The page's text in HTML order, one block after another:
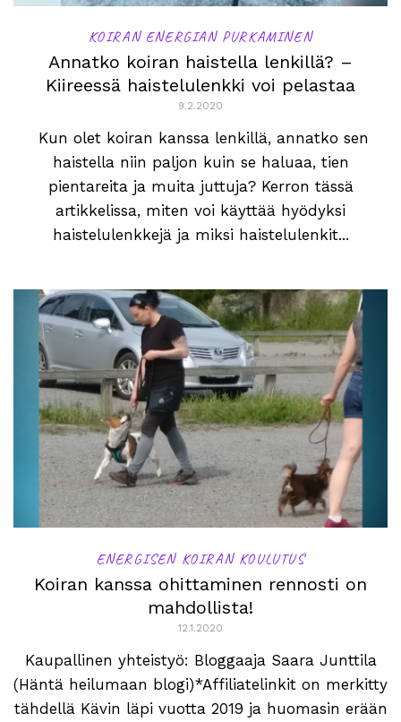
KOIRAN ENERGIAN PURKAMINEN
Annatko koiran haistella lenkillä? –
Kiireessä haistelulenkki voi pelastaa
9.2.2020
Kun olet koiran kanssa lenkillä, annatko sen
haistella niin paljon kuin se haluaa, tien
pientareita ja muita juttuja? Kerron tässä
artikkelissa, miten voi käyttää hyödyksi
haistelulenkkejä ja miksi haistelulenkit...
ENERGISEN KOIRAN KOULUTUS
Koiran kanssa ohittaminen rennosti on
mahdollista!
12.1.2020
Kaupallinen yhteistyö: Bloggaaja Saara Junttila
(Häntä heilumaan blogi)*Affiliatelinkit on merkitty
tähdellä Kävin läpi vuotta 2019 ja huomasin erään